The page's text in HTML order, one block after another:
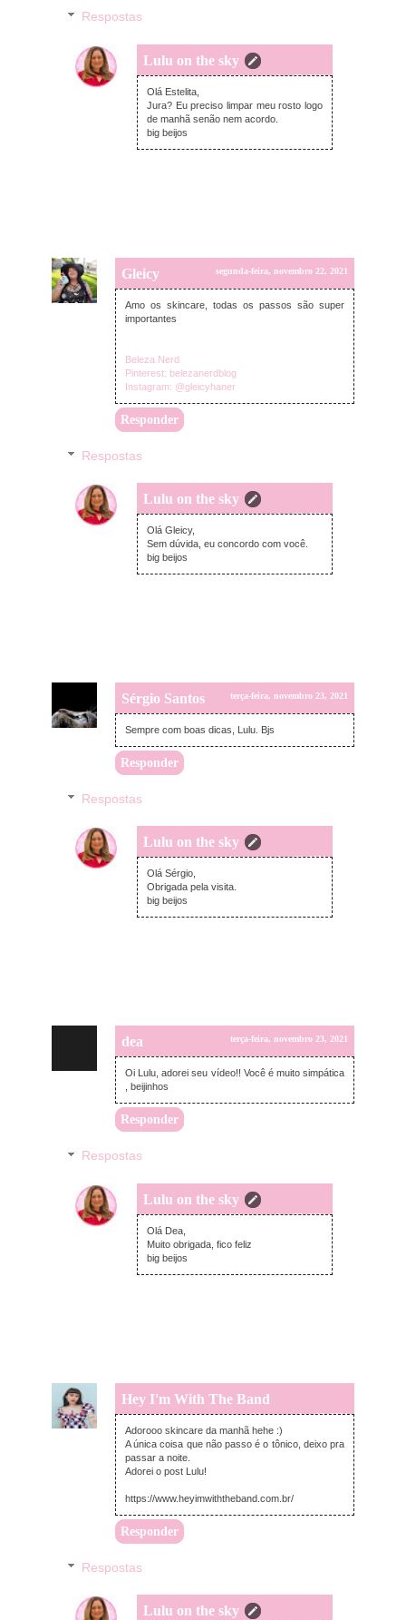
Respostas
Lulu on the sky
terça-feira, novembro 23, 2021
Olá Estelita,
Jura? Eu preciso limpar meu rosto logo
de manhã senão nem acordo.
big beijos
Gleicy segunda-feira, novembro 22, 2021
Amo os skincare, todas os passos são super
importantes
Beleza Nerd
Pinterest: belezanerdblog
Instagram: @gleicyhaner
Responder
Respostas
Lulu on the sky
terça-feira, novembro 23, 2021
Olá Gleicy,
Sem dúvida, eu concordo com você.
big beijos
Sérgio Santos terça-feira, novembro 23, 2021
Sempre com boas dicas, Lulu. Bjs
Responder
Respostas
Lulu on the sky
terça-feira, novembro 23, 2021
Olá Sérgio,
Obrigada pela visita.
big beijos
dea terça-feira, novembro 23, 2021
Oi Lulu, adorei seu vídeo!! Você é muito simpática
, beijinhos
Responder
Respostas
Lulu on the sky
terça-feira, novembro 23, 2021
Olá Dea,
Muito obrigada, fico feliz
big beijos
Hey I'm With The Band
terça-feira, novembro 23, 2021
Adorooo skincare da manhã hehe :)
A única coisa que não passo é o tônico, deixo pra
passar a noite.
Adorei o post Lulu!
https://www.heyimwiththeband.com.br/
Responder
Respostas
Lulu on the sky